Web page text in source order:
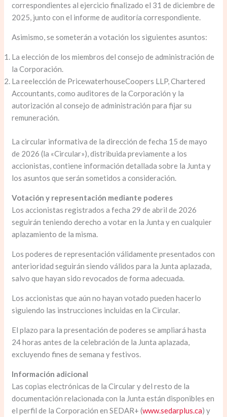
correspondientes al ejercicio finalizado el 31 de diciembre de
2025, junto con el informe de auditoría correspondiente.
Asimismo, se someterán a votación los siguientes asuntos:
La elección de los miembros del consejo de administración de
la Corporación.
La reelección de PricewaterhouseCoopers LLP, Chartered
Accountants, como auditores de la Corporación y la
autorización al consejo de administración para fijar su
remuneración.
La circular informativa de la dirección de fecha 15 de mayo
de 2026 (la «Circular»), distribuida previamente a los
accionistas, contiene información detallada sobre la Junta y
los asuntos que serán sometidos a consideración.
Votación y representación mediante poderes
Los accionistas registrados a fecha 29 de abril de 2026
seguirán teniendo derecho a votar en la Junta y en cualquier
aplazamiento de la misma.
Los poderes de representación válidamente presentados con
anterioridad seguirán siendo válidos para la Junta aplazada,
salvo que hayan sido revocados de forma adecuada.
Los accionistas que aún no hayan votado pueden hacerlo
siguiendo las instrucciones incluidas en la Circular.
El plazo para la presentación de poderes se ampliará hasta
24 horas antes de la celebración de la Junta aplazada,
excluyendo fines de semana y festivos.
Información adicional
Las copias electrónicas de la Circular y del resto de la
documentación relacionada con la Junta están disponibles en
el perfil de la Corporación en SEDAR+ (www.sedarplus.ca) y